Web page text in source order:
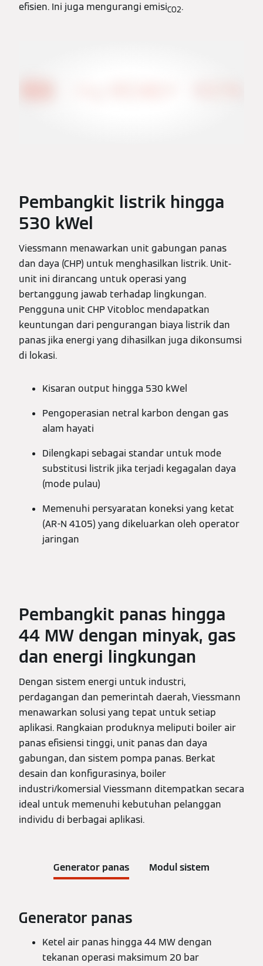
efisien. Ini juga mengurangi emisiCO2.
Pembangkit listrik hingga
530 kWel
Viessmann menawarkan unit gabungan panas
dan daya (CHP) untuk menghasilkan listrik. Unit-
unit ini dirancang untuk operasi yang
bertanggung jawab terhadap lingkungan.
Pengguna unit CHP Vitobloc mendapatkan
keuntungan dari pengurangan biaya listrik dan
panas jika energi yang dihasilkan juga dikonsumsi
di lokasi.
Kisaran output hingga 530 kWel
Pengoperasian netral karbon dengan gas
alam hayati
Dilengkapi sebagai standar untuk mode
substitusi listrik jika terjadi kegagalan daya
(mode pulau)
Memenuhi persyaratan koneksi yang ketat
(AR-N 4105) yang dikeluarkan oleh operator
jaringan
Pembangkit panas hingga
44 MW dengan minyak, gas
dan energi lingkungan
Dengan sistem energi untuk industri,
perdagangan dan pemerintah daerah, Viessmann
menawarkan solusi yang tepat untuk setiap
aplikasi. Rangkaian produknya meliputi boiler air
panas efisiensi tinggi, unit panas dan daya
gabungan, dan sistem pompa panas. Berkat
desain dan konfigurasinya, boiler
industri/komersial Viessmann ditempatkan secara
ideal untuk memenuhi kebutuhan pelanggan
individu di berbagai aplikasi.
Generator panas Modul sistem
Generator panas
Ketel air panas hingga 44 MW dengan
tekanan operasi maksimum 20 bar